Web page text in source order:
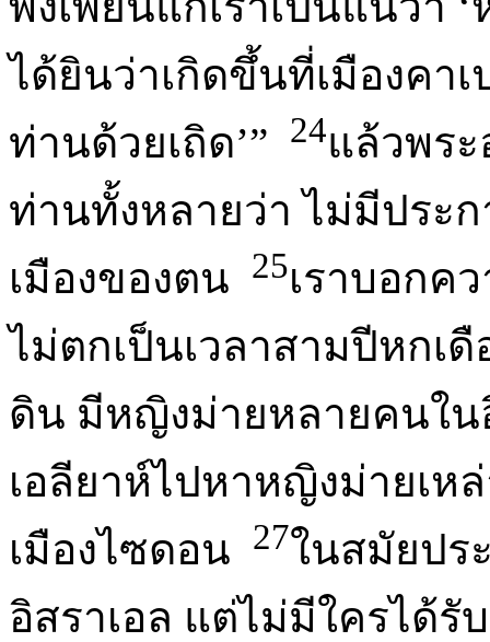
ได้ยินว่าเกิดขึ้นที่เมืองคา
ท่านด้วยเถิด’”
24แล้วพระ
ท่านทั้งหลายว่า ไม่มีประ
เมืองของตน
25เราบอกค
ไม่ตกเป็นเวลาสามปีหกเ
ดิน มีหญิงม่ายหลายคนใ
เอลียาห์ไปหาหญิงม่ายเห
เมืองไซดอน
27ในสมัยปร
อิสราเอล แต่ไม่มีใครได้